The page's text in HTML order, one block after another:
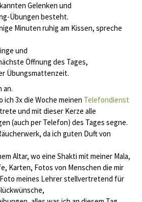
Gelenken und
Übungen besteht.
Minuten ruhig am Kissen, spreche
und
Öffnung des Tages,
Übungsmattenzeit.
an.
ich 3x die Woche meinen Telefondienst
und mit dieser Kerze alle
(auch per Telefon) des Tages segne.
da ich guten Duft von
Altar, wo eine Shakti mit meiner Mala,
Karten, Fotos von Menschen die mir
meines Lehrer stellvertretend für